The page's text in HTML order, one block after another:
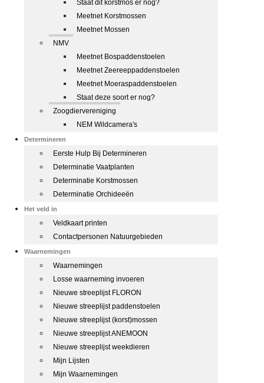
Staat dit korstmos er nog?
Meetnet Korstmossen
Meetnet Mossen
NMV
Meetnet Bospaddenstoelen
Meetnet Zeereeppaddenstoelen
Meetnet Moeraspaddenstoelen
Staat deze soort er nog?
Zoogdiervereniging
NEM Wildcamera's
Determineren
Eerste Hulp Bij Determineren
Determinatie Vaatplanten
Determinatie Korstmossen
Determinatie Orchideeën
Het veld in
Veldkaart printen
Contactpersonen Natuurgebieden
Waarnemingen
Waarnemingen
Losse waarneming invoeren
Nieuwe streeplijst FLORON
Nieuwe streeplijst paddenstoelen
Nieuwe streeplijst (korst)mossen
Nieuwe streeplijst ANEMOON
Nieuwe streeplijst weekdieren
Mijn Lijsten
Mijn Waarnemingen